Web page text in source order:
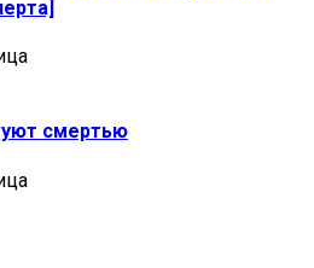
смертью